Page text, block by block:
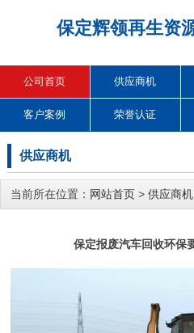
保定辉领再生资
公司首页 供应商机
客户案例 荣誉认证
供应商机
当前所在位置： 网站首页 > 供应商机
保定报废汽车回收环保